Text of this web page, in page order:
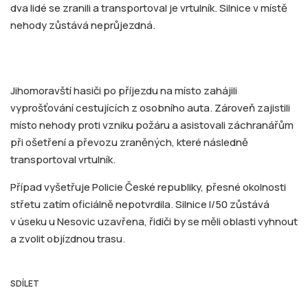
dva lidé se zranili a transportoval je vrtulník. Silnice v místě
nehody zůstává neprůjezdná.
Jihomoravští hasiči po příjezdu na místo zahájili
vyprošťování cestujících z osobního auta. Zároveň zajistili
místo nehody proti vzniku požáru a asistovali záchranářům
při ošetření a převozu zraněných, které následně
transportoval vrtulník.
Případ vyšetřuje Policie České republiky, přesné okolnosti
střetu zatím oficiálně nepotvrdila. Silnice I/50 zůstává
v úseku u Nesovic uzavřena, řidiči by se měli oblasti vyhnout
a zvolit objízdnou trasu.
SDÍLET